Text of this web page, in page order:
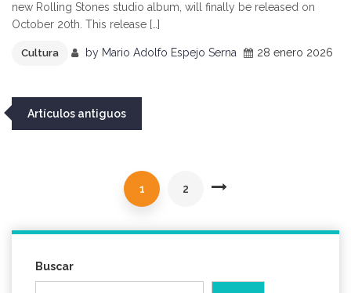
new Rolling Stones studio album, will finally be released on
October 20th. This release […]
Cultura by Mario Adolfo Espejo Serna 28 enero 2026
Navegación
Artículos antiguos
1 2
Buscar